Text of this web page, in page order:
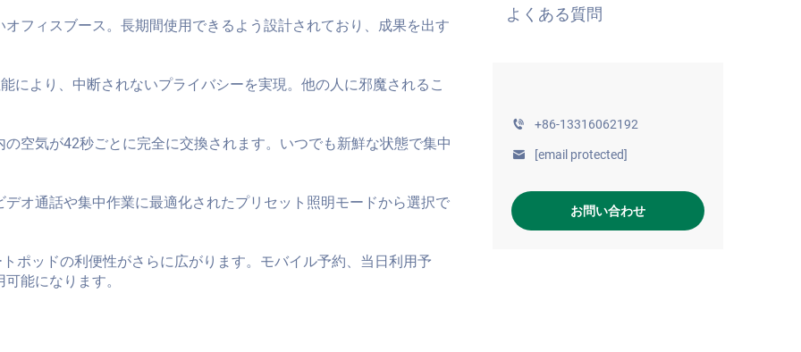
よくある質問
+86-13316062192
[email protected]
お問い合わせ
フィスブース。長期間使用できるよう設計されており、成果を出す
により、中断されないプライバシーを実現。他の人に邪魔されるこ
空気が42秒ごとに完全に交換されます。いつでも新鮮な状態で集中
オ通話や集中作業に最適化されたプリセット照明モードから選択で
ポッドの利便性がさらに広がります。モバイル予約、当日利用予
能になります。